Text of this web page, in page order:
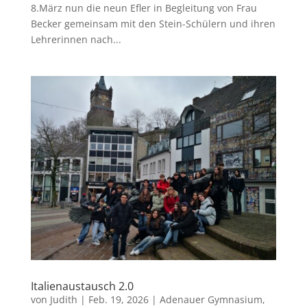
8.März nun die neun Efler in Begleitung von Frau
Becker gemeinsam mit den Stein-Schülern und ihren
Lehrerinnen nach...
Italienaustausch 2.0
von Judith | Feb. 19, 2026| Adenauer Gymnasium,